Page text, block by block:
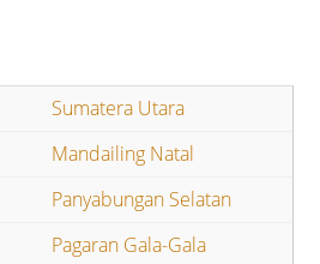
Sumatera Utara
Mandailing Natal
Panyabungan Selatan
Pagaran Gala-Gala